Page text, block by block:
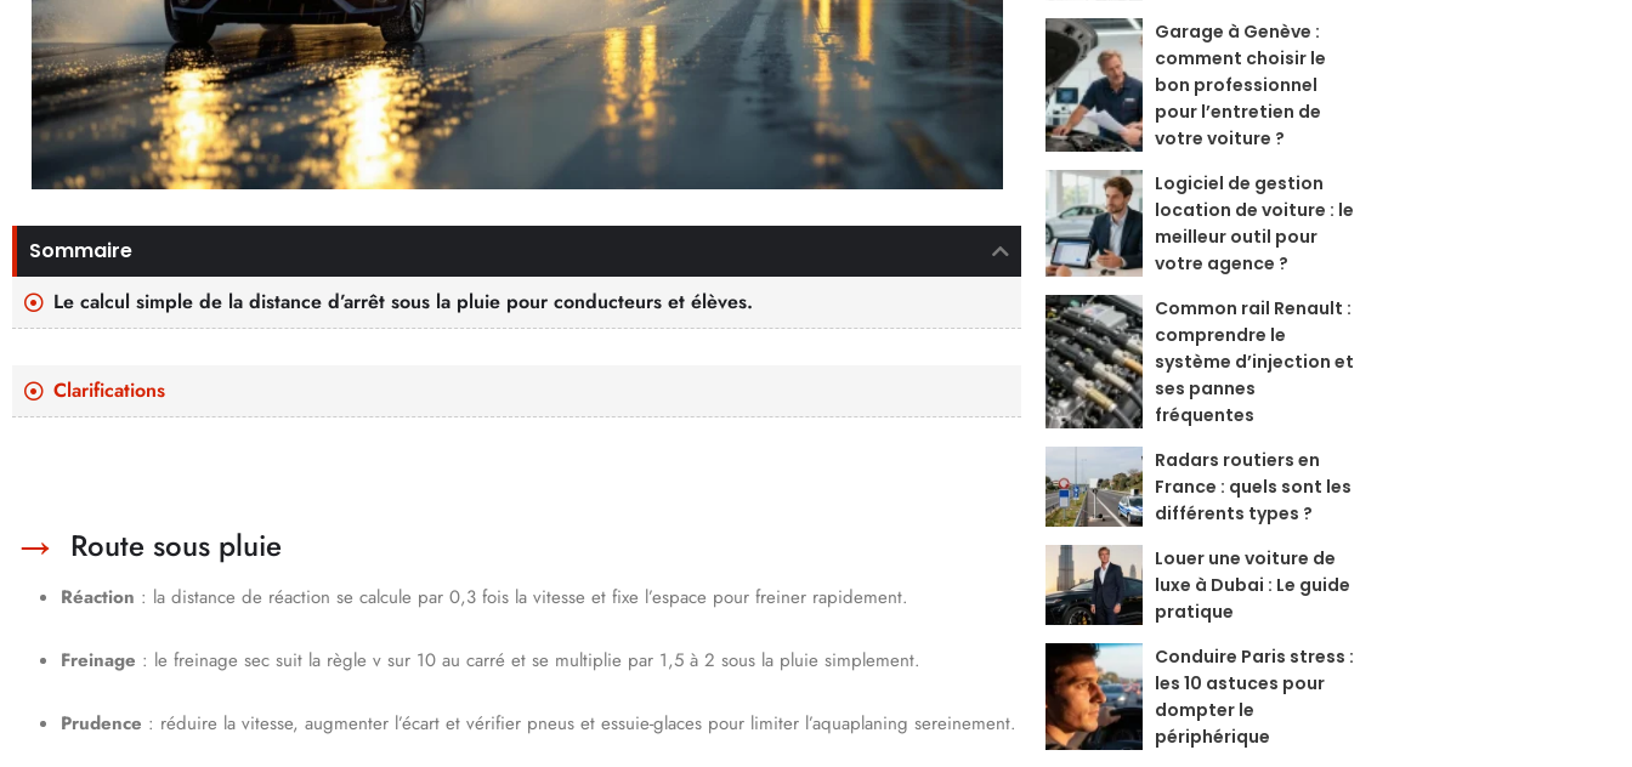
Sommaire
Le calcul simple de la distance d’arrêt sous la pluie pour conducteurs et élèves.
Clarifications
Route sous pluie
Réaction : la distance de réaction se calcule par 0,3 fois la vitesse et fixe l’espace pour freiner rapidement.
Freinage : le freinage sec suit la règle v sur 10 au carré et se multiplie par 1,5 à 2 sous la pluie simplement.
Prudence : réduire la vitesse, augmenter l’écart et vérifier pneus et essuie-glaces pour limiter l’aquaplaning sereinement.
Garage à Genève :
comment choisir le
bon professionnel
pour l’entretien de
votre voiture ?
Logiciel de gestion
location de voiture : le
meilleur outil pour
votre agence ?
Common rail Renault :
comprendre le
système d’injection et
ses pannes
fréquentes
Radars routiers en
France : quels sont les
différents types ?
Louer une voiture de
luxe à Dubai : Le guide
pratique
Conduire Paris stress :
les 10 astuces pour
dompter le
périphérique